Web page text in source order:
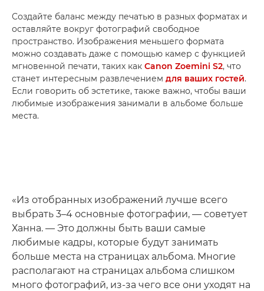
Создайте баланс между печатью в разных форматах и
оставляйте вокруг фотографий свободное
пространство. Изображения меньшего формата
можно создавать даже с помощью камер с функцией
мгновенной печати, таких как Canon Zoemini S2, что
станет интересным развлечением для ваших гостей.
Если говорить об эстетике, также важно, чтобы ваши
любимые изображения занимали в альбоме больше
места.
«Из отобранных изображений лучше всего
выбрать 3–4 основные фотографии, — советует
Ханна. — Это должны быть ваши самые
любимые кадры, которые будут занимать
больше места на страницах альбома. Многие
располагают на страницах альбома слишком
много фотографий, из-за чего все они уходят на